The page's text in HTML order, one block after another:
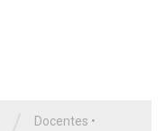
Docentes •